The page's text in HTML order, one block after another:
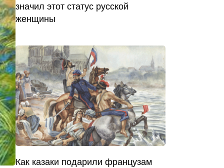
значил этот статус русской
женщины
Как казаки подарили французам